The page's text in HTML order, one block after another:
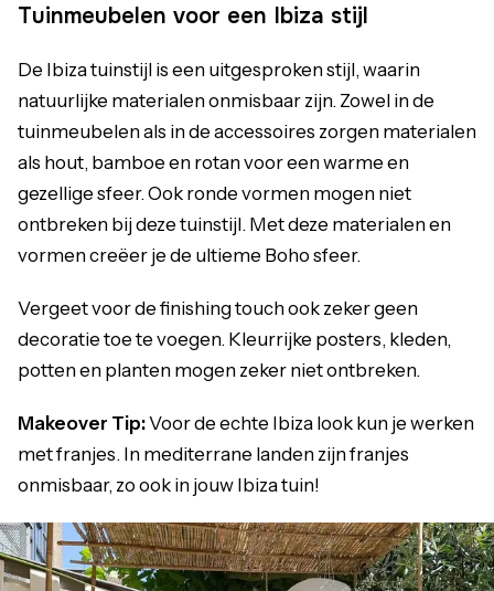
Tuinmeubelen voor een Ibiza stijl
De Ibiza tuinstijl is een uitgesproken stijl, waarin
natuurlijke materialen onmisbaar zijn. Zowel in de
tuinmeubelen als in de accessoires zorgen materialen
als hout, bamboe en rotan voor een warme en
gezellige sfeer. Ook ronde vormen mogen niet
ontbreken bij deze tuinstijl. Met deze materialen en
vormen creëer je de ultieme Boho sfeer.
Vergeet voor de finishing touch ook zeker geen
decoratie toe te voegen. Kleurrijke posters, kleden,
potten en planten mogen zeker niet ontbreken.
Makeover Tip:Voor de echte Ibiza look kun je werken
met franjes. In mediterrane landen zijn franjes
onmisbaar, zo ook in jouw Ibiza tuin!